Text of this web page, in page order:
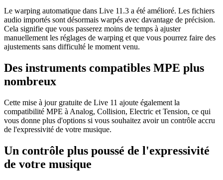
Le warping automatique dans Live 11.3 a été amélioré. Les fichiers
audio importés sont désormais warpés avec davantage de précision.
Cela signifie que vous passerez moins de temps à ajuster
manuellement les réglages de warping et que vous pourrez faire des
ajustements sans difficulté le moment venu.
Des instruments compatibles MPE plus
nombreux
Cette mise à jour gratuite de Live 11 ajoute également la
compatibilité MPE à Analog, Collision, Electric et Tension, ce qui
vous donne plus d'options si vous souhaitez avoir un contrôle accru
de l'expressivité de votre musique.
Un contrôle plus poussé de l'expressivité
de votre musique